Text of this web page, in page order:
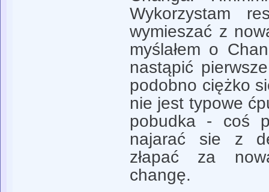
Wykorzystam
wymieszać z
myślałem o
nastąpić
podobno ciężko
nie jest typowe
pobudka - coś
najarać sie z
złapać za
changę.